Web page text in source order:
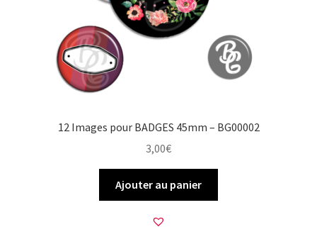
12 Images pour BADGES 45mm – BG00002
3,00€
Ajouter au panier